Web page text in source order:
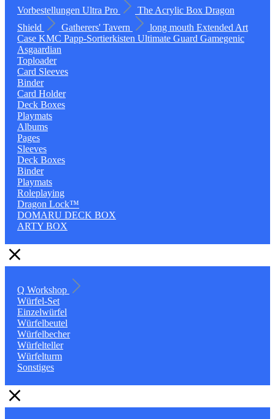
Vorbestellungen Ultra Pro The Acrylic Box Dragon
Shield
Gatherers' Tavern long mouth Extended Art
Case KMC Papp-Sortierkisten Ultimate Guard Gamegenic
Asgaardian
Toploader
Card Sleeves
Binder
Card Holder
Deck Boxes
Playmats
Albums
Pages
Sleeves
Deck Boxes
Binder
Playmats
Roleplaying
Dragon Lock™
DOMARU DECK BOX
ARTY BOX
Q Workshop
Würfel-Set
Einzelwürfel
Würfelbeutel
Würfelbecher
Würfelteller
Würfelturm
Sonstiges